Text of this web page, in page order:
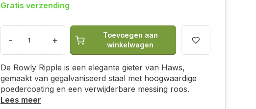
Gratis verzending
- +
Toevoegen aan
winkelwagen
De Rowly Ripple is een elegante gieter van Haws,
gemaakt van gegalvaniseerd staal met hoogwaardige
poedercoating en een verwijderbare messing roos.
Lees meer